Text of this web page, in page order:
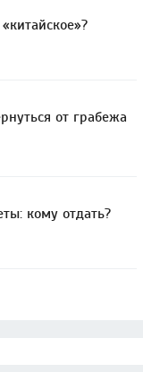
от грабежа
кому отдать?